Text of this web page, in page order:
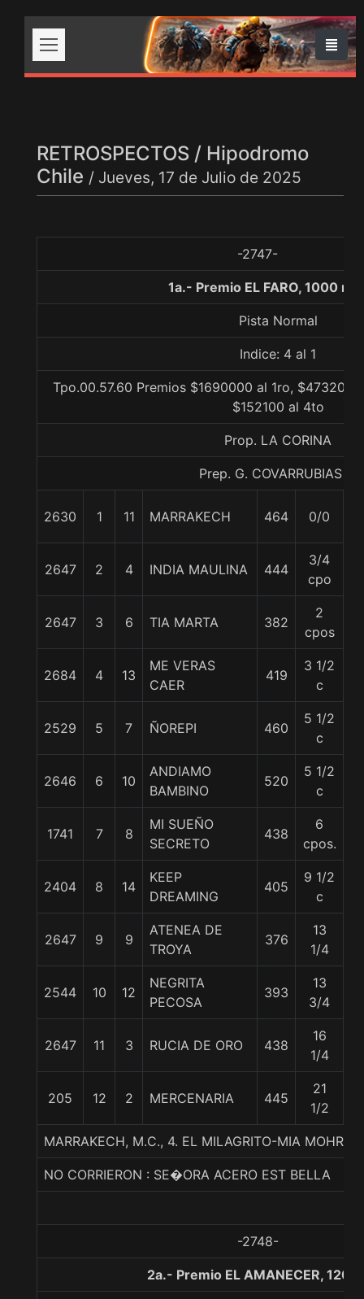
RETROSPECTOS / Hipodromo
Chile / Jueves, 17 de Julio de 2025
-2747-
1a.- Premio EL FARO, 1000
Pista Normal
Indice: 4 al 1
Tpo.00.57.60 Premios $1690000 al 1ro, $473200
$152100 al 4to
Prop. LA CORINA
Prep. G. COVARRUBIAS E.
2630 1 11 MARRAKECH 464 0/0
2647 2 4 INDIA MAULINA 444
3/4
cpo
2647 3 6 TIA MARTA 382
2
cpos
2684 4 13
ME VERAS
CAER
419
3 1/2
c
2529 5 7 ÑOREPI 460
5 1/2
c
2646 6 10
ANDIAMO
BAMBINO
520
5 1/2
c
1741 7 8
MI SUEÑO
SECRETO
438
6
cpos.
2404 8 14
KEEP
DREAMING
405
9 1/2
c
2647 9 9
ATENEA DE
TROYA
376
13
1/4
2544 10 12
NEGRITA
PECOSA
393
13
3/4
2647 11 3 RUCIA DE ORO 438
16
1/4
205 12 2 MERCENARIA 445
21
1/2
MARRAKECH, M.C., 4. EL MILAGRITO-MIA MOHR-
NO CORRIERON : SE�ORA ACERO EST BELLA
-2748-
2a.- Premio EL AMANECER,